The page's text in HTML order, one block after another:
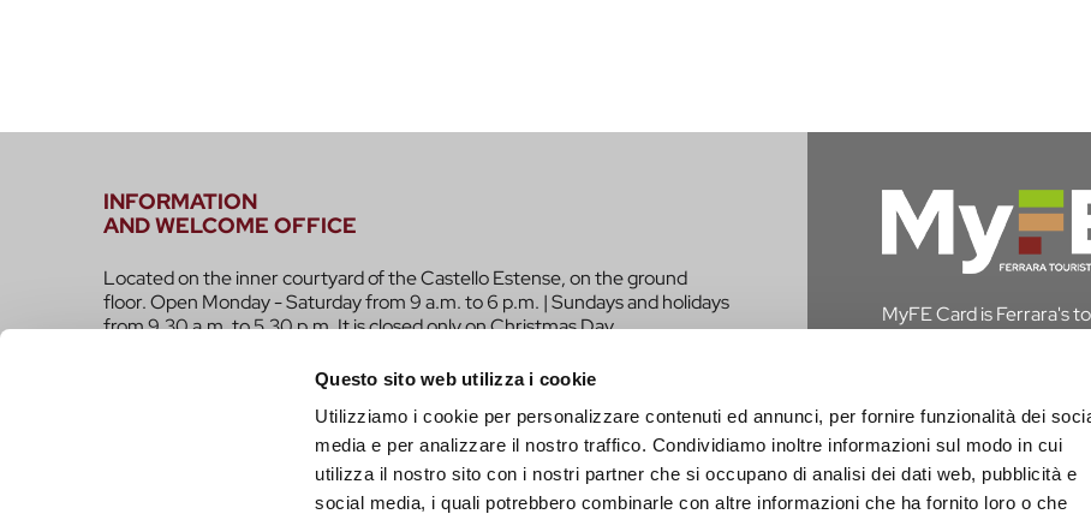
Questo sito web utilizza i cookie
Utilizziamo i cookie per personalizzare contenuti ed annunci, per fornire funzionalità dei
media e per analizzare il nostro traffico. Condividiamo inoltre informazioni sul modo in cui
utilizza il nostro sito con i nostri partner che si occupano di analisi dei dati web, pubblicità e
social media, i quali potrebbero combinarle con altre informazioni che ha fornito loro o che
INFORMATION
AND WELCOME OFFICE
Located on the inner courtyard of the Castello Estense, on the ground
floor. Open Monday - Saturday from 9 a.m. to 6 p.m. | Sundays and holidays
from 9.30 a.m. to 5.30 p.m. It is closed only on Christmas Day.
infotur@comune.fe.it 0532-419190
ARE YOU A TOUR OPERATOR AND WOULD YOU LIKE TO BE
CONTACTED TO BE PART OF THE INFERRARA PROJECT?
MyFE Card is Ferrara's
in Ferrara, you are
DISCOVER MYFE